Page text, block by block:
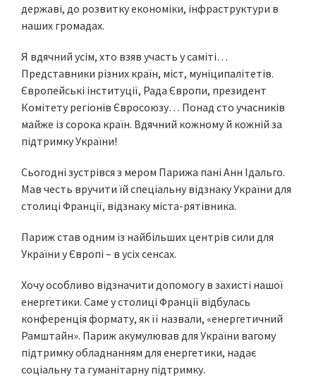
державі, до розвитку економіки, інфраструктури в
наших громадах.
Я вдячний усім, хто взяв участь у саміті…
Представники різних країн, міст, муніципалітетів.
Європейські інституції, Рада Європи, президент
Комітету регіонів Євросоюзу… Понад сто учасників
майже із сорока країн. Вдячний кожному й кожній за
підтримку України!
Сьогодні зустрівся з мером Парижа пані Анн Ідальго.
Мав честь вручити їй спеціальну відзнаку України для
столиці Франції, відзнаку міста-рятівника.
Париж став одним із найбільших центрів сили для
України у Європі – в усіх сенсах.
Хочу особливо відзначити допомогу в захисті нашої
енергетики. Саме у столиці Франції відбулась
конференція формату, як її назвали, «енергетичний
Рамштайн». Париж акумулював для України вагому
підтримку обладнанням для енергетики, надає
соціальну та гуманітарну підтримку.